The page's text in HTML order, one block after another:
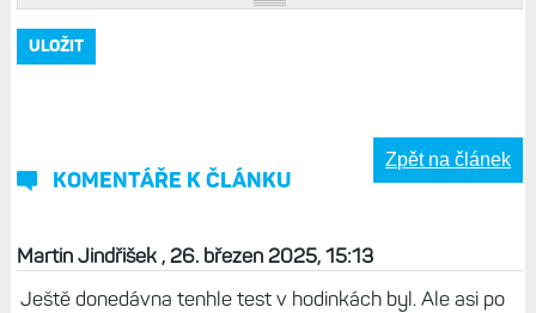
KOMENTÁŘE K ČLÁNKU
Zpět na článek
Martin Jindřišek , 26. březen 2025, 15:13
Ještě donedávna tenhle test v hodinkách byl. Ale asi po